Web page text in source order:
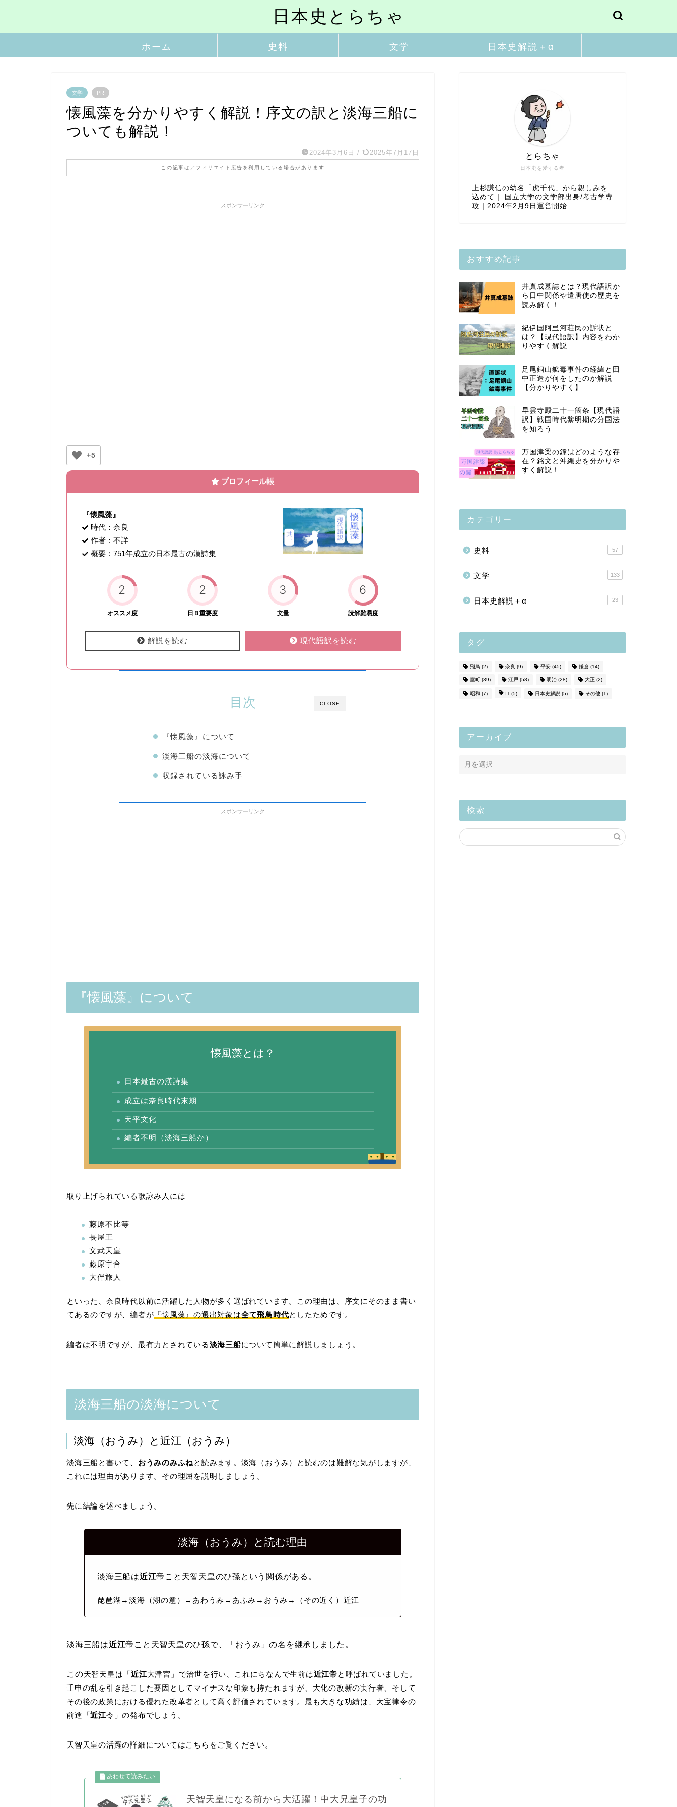
日本史とらちゃ
ホーム 史料 文学 日本史解説＋α
文学 PR
懐風藻を分かりやすく解説！序文の訳と淡海三船に
ついても解説！
2024年3月6日 / 2025年7月17日
この記事はアフィリエイト広告を利用している場合があります
スポンサーリンク
+5
プロフィール帳
『懐風藻』
時代：奈良
作者：不詳
概要：751年成立の日本最古の漢詩集
2
オススメ度
2
日Ｂ重要度
3
文量
6
読解難易度
解説を読む 現代語訳を読む
CLOSE
目次
『懐風藻』について
淡海三船の淡海について
収録されている詠み手
スポンサーリンク
『懐風藻』について
懐風藻とは？
日本最古の漢詩集
成立は奈良時代末期
天平文化
編者不明（淡海三船か）
取り上げられている歌詠み人には
藤原不比等
長屋王
文武天皇
藤原宇合
大伴旅人
といった、奈良時代以前に活躍した人物が多く選ばれています。この理由は、序文にそのまま書い
てあるのですが、編者が 『懐風藻』の選出対象は全て飛鳥時代としたためです。
編者は不明ですが、最有力とされている淡海三船について簡単に解説しましょう。
淡海三船の淡海について
淡海（おうみ）と近江（おうみ）
淡海三船と書いて、 おうみのみふねと読みます。淡海（おうみ）と読むのは難解な気がしますが、
これには理由があります。その理屈を説明しましょう。
先に結論を述べましょう。
淡海（おうみ）と読む理由
淡海三船は近江帝こと天智天皇のひ孫という関係がある。
琵琶湖→淡海（湖の意）→あわうみ→あふみ→おうみ→（その近く）近江
淡海三船は近江帝こと天智天皇のひ孫で、「おうみ」の名を継承しました。
この天智天皇は「近江大津宮」で治世を行い、これにちなんで生前は近江帝と呼ばれていました。
壬申の乱を引き起こした要因としてマイナスな印象も持たれますが、大化の改新の実行者、そして
その後の政策における優れた改革者として高く評価されています。最も大きな功績は、大宝律令の
前進「近江令」の発布でしょう。
天智天皇の活躍の詳細についてはこちらをご覧ください。
天智天皇になる前から大活躍！中大兄皇子の功
日本史を愛する者
とらちゃ
上杉謙信の幼名「虎千代」から親しみを
込めて｜ 国立大学の文学部出身/考古学専
攻｜2024年2月9日運営開始
おすすめ記事
井真成墓誌とは？現代語訳か
ら日中関係や遣唐使の歴史を
読み解く！
紀伊国阿弖河荘民の訴状と
は？【現代語訳】内容をわか
りやすく解説
足尾銅山鉱毒事件の経緯と田
中正造が何をしたのか解説
【分かりやすく】
早雲寺殿二十一箇条【現代語
訳】戦国時代黎明期の分国法
を知ろう
万国津梁の鐘はどのような存
在？銘文と沖縄史を分かりや
すく解説！
カテゴリー
史料 57
文学 133
日本史解説＋α 23
タグ
飛鳥 (2) 奈良 (9) 平安(45) 鎌倉(14)
室町(39) 江戸(58) 明治(28) 大正(2)
昭和 (7) IT(5) 日本史解説 (5) その他(1)
アーカイブ
検索